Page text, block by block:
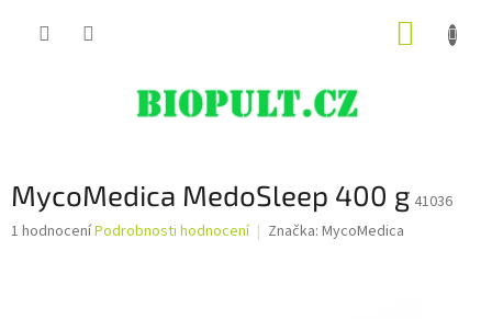
MycoMedica MedoSleep 400 g 41036
Průměrné
1 hodnoceníPodrobnosti hodnocení Značka: MycoMedica